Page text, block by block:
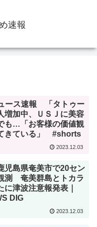
速報
ース速報 「タトゥー
増加中、ＵＳＪに美容
も…「お客様の価値観
きている」 #shorts
2023.12.03
児島県奄美市で20セン
測 奄美群島とトカラ
に津波注意報発表｜
DIG
2023.12.03